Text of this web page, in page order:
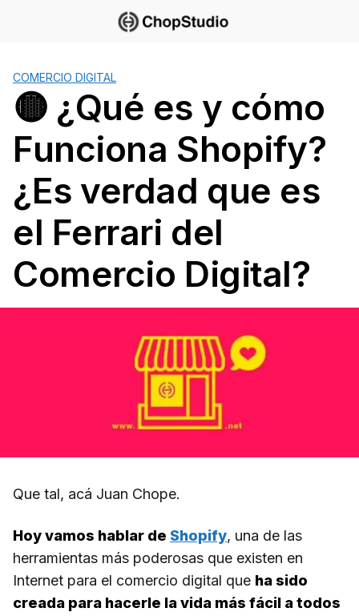
COMERCIO DIGITAL
🟡 ¿Qué es y cómo
Funciona Shopify?
¿Es verdad que es
el Ferrari del
Comercio Digital?
Que tal, acá Juan Chope.
Hoy vamos hablar de Shopify, una de las
herramientas más poderosas que existen en
Internet para el comercio digital que ha sido
creada para hacerle la vida más fácil a todos